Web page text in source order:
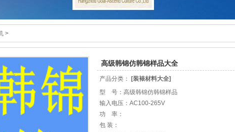
>
高级韩锦仿韩锦样品大全
产品分类：
[装裱材料大全]
型 号：高级韩锦仿韩锦样品
输入电压：AC100-265V
功 率：
包 装：